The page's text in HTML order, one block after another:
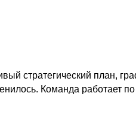
стратегический план,
Команда работает